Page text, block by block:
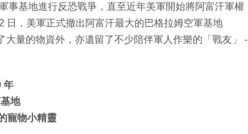
事基地進行反恐戰爭，直至近年美軍開始將阿富汗軍權
日，美軍正式撤出阿富汗最大的巴格拉姆空軍基地
大量的物資外，亦遺留了不少陪伴軍人作樂的「戰友」 -
年
地
寵物小精靈